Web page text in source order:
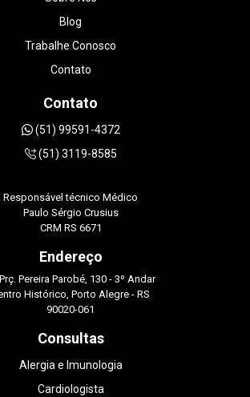
um momento muito especial da
Sem dúvidas, recomendo de
DOUTORA LUANA
Blog
Trabalhe Conosco
Contato
Contato
(51) 99591-4372
(51) 3119-8585
Responsável técnico Médico
Paulo Sérgio Crusius
CRM RS 6671
Endereço
Prç. Pereira Parobé, 130 - 3º Andar
Histórico, Porto Alegre - RS
90020-061
Consultas
Alergia e Imunologia
Cardiologista